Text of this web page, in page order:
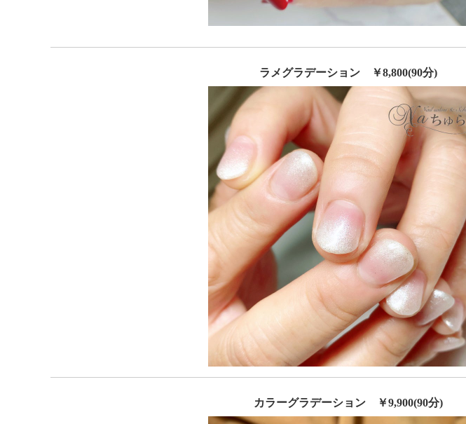
ラメグラデーション ￥8,800(90分)
カラーグラデーション ￥9,900(90分)